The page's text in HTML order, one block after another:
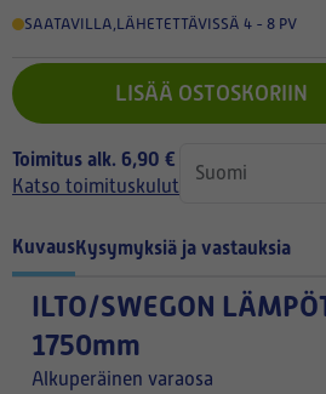
SAATAVILLA LÄHETETTÄVISSÄ 4 - 8 PV
LISÄÄ OSTOSKORIIN
Toimitus alk. 6,90 €
Katso toimituskulut
KuvausKysymyksiä ja vastauksia
ILTO/SWEGON
1750mm
Alkuperäinen varaosa